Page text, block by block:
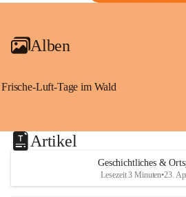
Alben
Frische-Luft-Tage im Wald
Artikel
Geschichtliches &
Lesezeit 3 Minuten•23.